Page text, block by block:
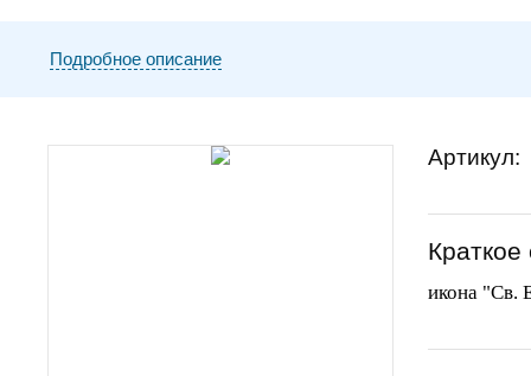
Подробное описание
Артикул:
икона "Св.